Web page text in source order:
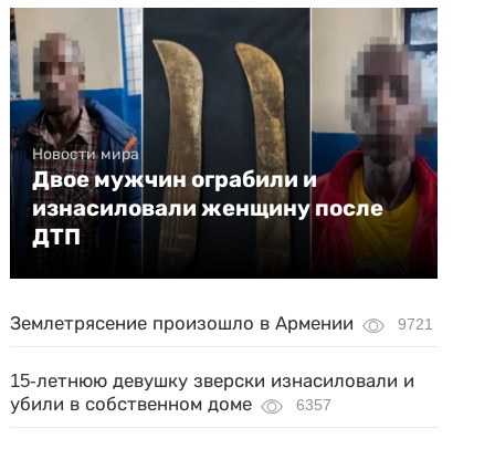
Новости мира
Двое мужчин ограбили и
изнасиловали женщину после
ДТП
Землетрясение произошло в Армении 9721
15-летнюю девушку зверски изнасиловали и
убили в собственном доме
6357